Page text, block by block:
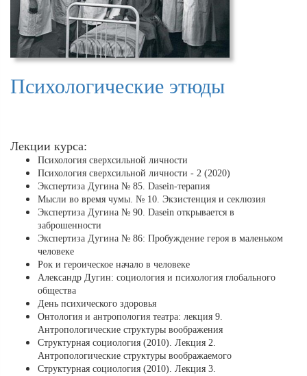
Психологические этюды
Лекции курса:
Психология сверхсильной личности
Психология сверхсильной личности - 2 (2020)
Экспертиза Дугина № 85. Dasein-терапия
Мысли во время чумы. № 10. Экзистенция и секлюзия
Экспертиза Дугина № 90. Dasein открывается в
заброшенности
Экспертиза Дугина № 86: Пробуждение героя в маленьком
человеке
Рок и героическое начало в человеке
Александр Дугин: социология и психология глобального
общества
День психического здоровья
Онтология и антропология театра: лекция 9.
Антропологические структуры воображения
Структурная социология (2010). Лекция 2.
Антропологические структуры воображаемого
Структурная социология (2010). Лекция 3.